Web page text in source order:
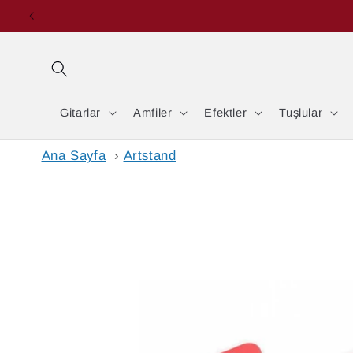
İçeriğe
Gitarlar Amfiler Efektler Tuşlular
Ana Sayfa › Artstand